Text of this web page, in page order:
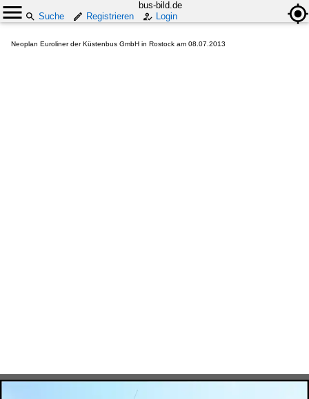
bus-bild.de
Suche
Registrieren Login
Neoplan Euroliner der Küstenbus GmbH in Rostock am 08.07.2013